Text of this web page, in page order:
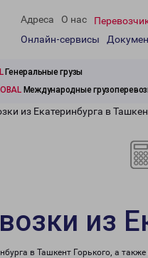
Адреса О нас
Онлайн-сервисы
Генеральные грузы
Международные
из Екатеринбурга в
из
в Ташкент Горького, а